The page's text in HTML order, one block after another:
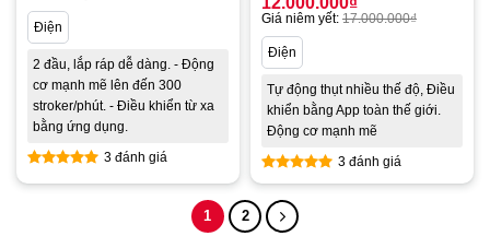
Được xếp
Điện
2 đầu, lắp ráp dễ dàng. - Động
cơ mạnh mẽ lên đến 300
stroker/phút. - Điều khiển từ xa
bằng ứng dụng.
3 đánh giá
Được xếp
hạng
5 sao
Giá niêm yết: 17.000.000₫
Điện
Tự động thụt nhiều thế độ, Điều
khiển bằng App toàn thế giới.
Động cơ mạnh mẽ
3 đánh giá
1 2